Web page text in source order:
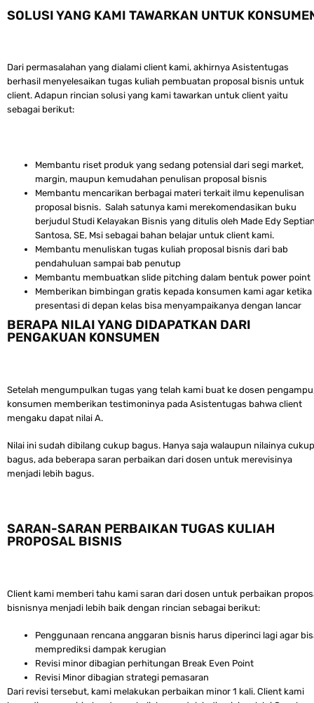
SOLUSI YANG KAMI TAWARKAN UNTUK
Dari permasalahan yang dialami client kami, akhirnya Asistentugas
berhasil menyelesaikan tugas kuliah pembuatan proposal bisnis untuk
client. Adapun rincian solusi yang kami tawarkan untuk client yaitu
sebagai berikut:
Membantu riset produk yang sedang potensial dari segi market,
margin, maupun kemudahan penulisan proposal bisnis
Membantu mencarikan berbagai materi terkait ilmu kepenulisan
proposal bisnis. Salah satunya kami merekomendasikan buku
berjudul Studi Kelayakan Bisnis yang ditulis oleh Made Edy
Santosa, SE, Msi sebagai bahan belajar untuk client kami.
Membantu menuliskan tugas kuliah proposal bisnis dari bab
pendahuluan sampai bab penutup
Membantu membuatkan slide pitching dalam bentuk power point
Memberikan bimbingan gratis kepada konsumen kami agar ketika
presentasi di depan kelas bisa menyampaikanya dengan lancar
BERAPA NILAI YANG DIDAPATKAN DARI
PENGAKUAN KONSUMEN
Setelah mengumpulkan tugas yang telah kami buat ke dosen
konsumen memberikan testimoninya pada Asistentugas bahwa client
mengaku dapat nilai A.
Nilai ini sudah dibilang cukup bagus. Hanya saja walaupun nilainya cukup
bagus, ada beberapa saran perbaikan dari dosen untuk merevisinya
menjadi lebih bagus.
SARAN-SARAN PERBAIKAN TUGAS KULIAH
PROPOSAL BISNIS
Client kami memberi tahu kami saran dari dosen untuk perbaikan
bisnisnya menjadi lebih baik dengan rincian sebagai berikut:
Penggunaan rencana anggaran bisnis harus diperinci lagi agar
memprediksi dampak kerugian
Revisi minor dibagian perhitungan Break Even Point
Revisi Minor dibagian strategi pemasaran
Dari revisi tersebut, kami melakukan perbaikan minor 1 kali. Client kami